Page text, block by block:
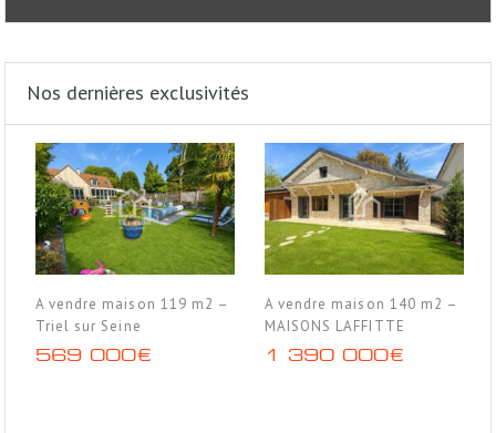
Nos dernières exclusivités
A vendre maison 119 m2 –
Triel sur Seine
569 000€
A vendre maison 140 m2 –
MAISONS LAFFITTE
1 390 000€